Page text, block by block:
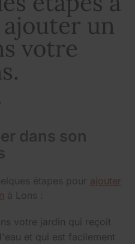
un
votre
dans son
étapes pour ajouter
à Lons :
votre jardin qui reçoit
et qui est facilement